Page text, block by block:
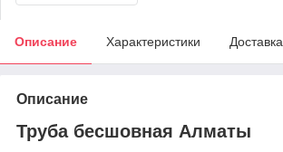
Описание Характеристики Доставка
Описание
Труба бесшовная Алматы